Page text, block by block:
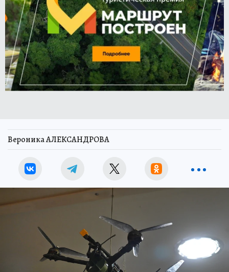
Вероника АЛЕКСАНДРОВА